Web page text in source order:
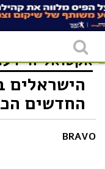
אקטואליה
הישראלים
החדשים
BRAVO